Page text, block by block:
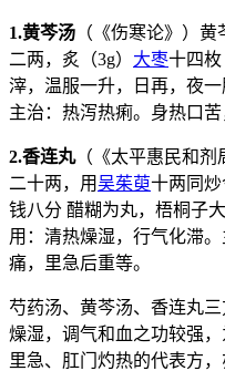
1.黄芩汤 （《伤寒论》）
二两，炙（3g） 大枣十四
滓，温服一升，日再，夜
主治：热泻热痢。身热口
2.香连丸（《太平惠民和剂
二十两，用吴茱萸十两同
钱八分 醋糊为丸，梧桐子
用：清热燥湿，行气化滞
痛，里急后重等。
芍药汤、黄芩汤、香连丸
燥湿，调气和血之功较强
里急、肛门灼热的代表方